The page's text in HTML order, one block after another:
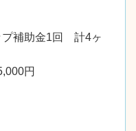
プ補助金1回 計4ヶ
円